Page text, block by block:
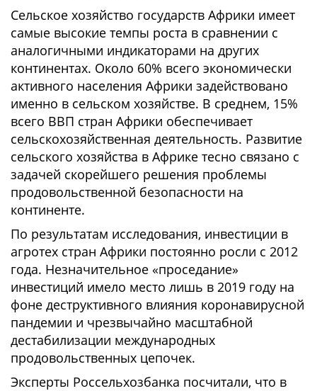
Сельское хозяйство государств Африки имеет
самые высокие темпы роста в сравнении с
аналогичными индикаторами на других
континентах. Около 60% всего экономически
активного населения Африки задействовано
именно в сельском хозяйстве. В среднем, 15%
всего ВВП стран Африки обеспечивает
сельскохозяйственная деятельность. Развитие
сельского хозяйства в Африке тесно связано с
задачей скорейшего решения проблемы
продовольственной безопасности на
континенте.
По результатам исследования, инвестиции в
агротех стран Африки постоянно росли с 2012
года. Незначительное «проседание»
инвестиций имело место лишь в 2019 году на
фоне деструктивного влияния коронавирусной
пандемии и чрезвычайно масштабной
дестабилизации международных
продовольственных цепочек.
Эксперты Россельхозбанка посчитали, что в